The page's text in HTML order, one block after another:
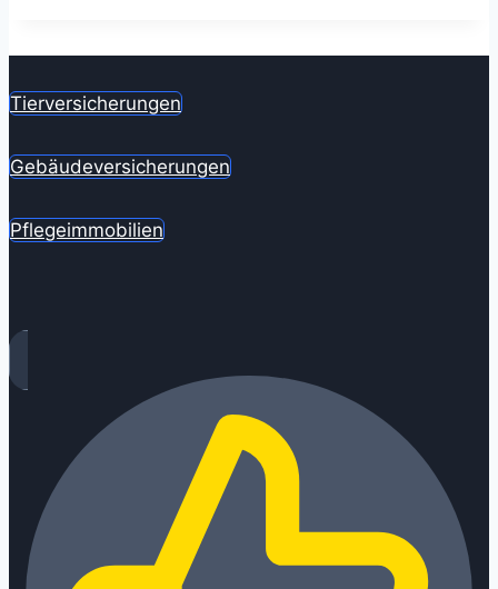
Tierversicherungen
Gebäudeversicherungen
Pflegeimmobilien